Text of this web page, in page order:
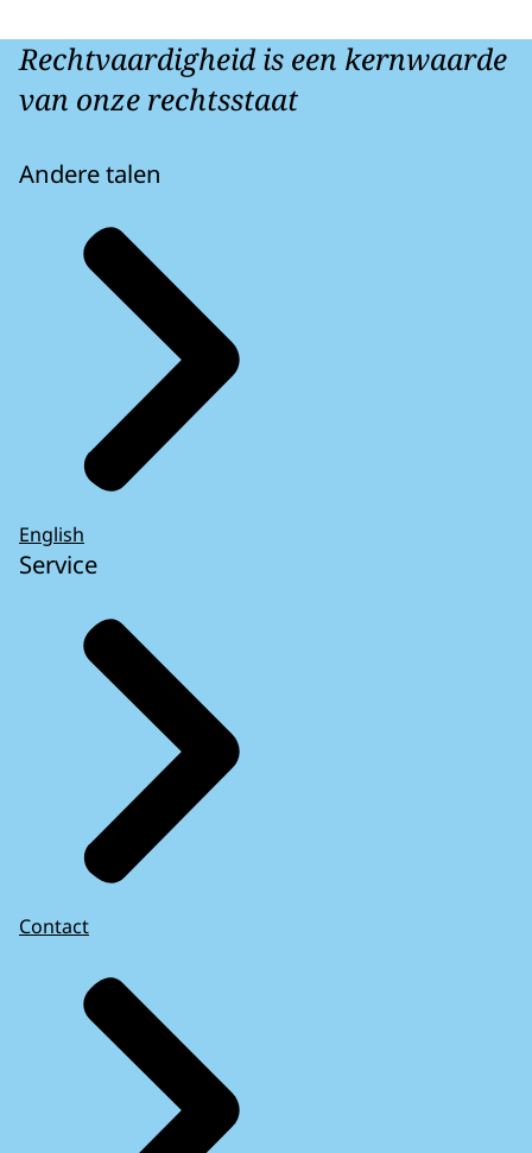
Rechtvaardigheid is een kernwaarde
van onze rechtsstaat
Andere talen
English
Service
Contact